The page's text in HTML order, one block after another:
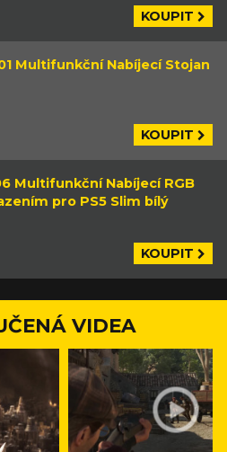
KOUPIT
Multifunkční Nabíjecí Stojan
KOUPIT
Multifunkční Nabíjecí RGB
pro PS5 Slim bílý
KOUPIT
VIDEA